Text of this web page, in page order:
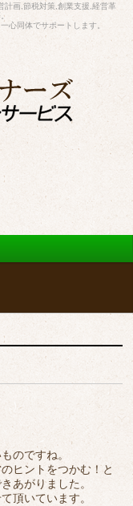
計画,節税対策,創業支援,経営革
一心同体でサポートします。
のですね。
ヒントをつかむ！と
あがりました。
頂いています。